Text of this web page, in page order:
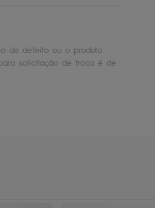
de defeito ou o produto
solicitação de troca é de